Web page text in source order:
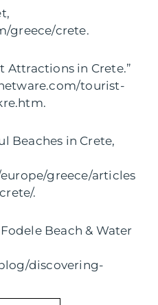
greece/crete.
Attractions in Crete.”
tourist-
Beaches in Crete,
greece/articles
.
Beach & Water
discovering-